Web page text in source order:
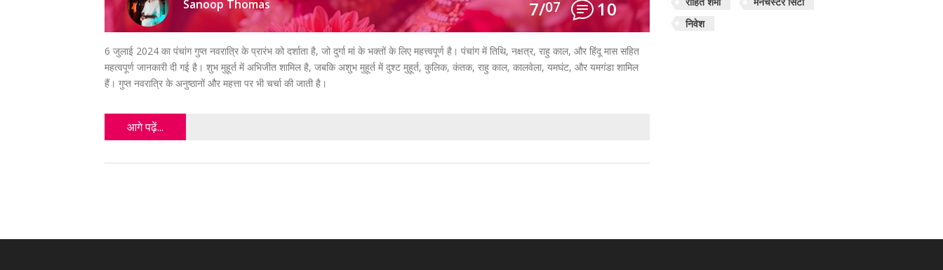
Sanoop Thomas 7/07 10
6 जुलाई 2024 का पंचांग गुप्त नवरात्रि के प्रारंभ को दर्शाता है, जो दुर्गा मां के भक्तों के लिए महत्त्वपूर्ण है। पंचांग में तिथि, नक्षत्र, राहु काल, और हिंदू मास सहित
महत्वपूर्ण जानकारी दी गई है। शुभ मुहूर्त में अभिजीत शामिल है, जबकि अशुभ मुहूर्त में दुश्ट मुहूर्त, कुलिक, कंतक, राहु काल, कालवेला, यमघंट, और यमगंडा शामिल
हैं। गुप्त नवरात्रि के अनुष्ठानों और महत्ता पर भी चर्चा की जाती है।
आगे पढ़ें...
निवेश